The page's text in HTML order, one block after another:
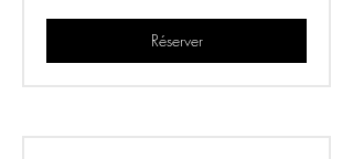
Réserver